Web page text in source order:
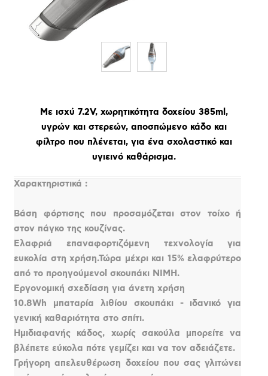
Με ισχύ 7.2V, χωρητικότητα δοχείου 385ml,
υγρών και στερεών, αποσπώμενο κάδο και
φίλτρο που πλένεται, για ένα σχολαστικό και
υγιεινό καθάρισμα.
Χαρακτηριστικά :
Βάση φόρτισης που προσαμόζεται στον τοίχο ή
στον πάγκο της κουζίνας.
Ελαφριά επαναφορτιζόμενη τεχνολογία για
ευκολία στη χρήση.Τώρα μέχρι και 15% ελαφρύτερο
από το προηγούμενοl σκουπάκι NIMH.
Εργονομική σχεδίαση για άνετη χρήση
10.8Wh μπαταρία λιθίου σκουπάκι - ιδανικό για
γενική καθαριότητα στο σπίτι.
Ημιδιαφανής κάδος, χωρίς σακούλα μπορείτε να
βλέπετε εύκολα πότε γεμίζει και να τον αδειάζετε.
Γρήγορη απελευθέρωση δοχείου που σας γλιτώνει